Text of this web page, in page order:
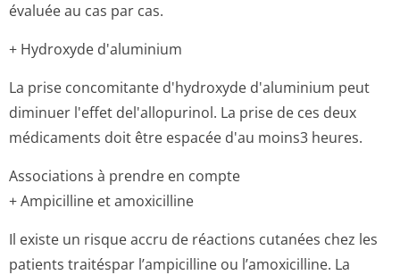
évaluée au cas par cas.
+ Hydroxyde d'aluminium
La prise concomitante d'hydroxyde d'aluminium peut
diminuer l'effet del'allopurinol. La prise de ces deux
médicaments doit être espacée d'au moins3 heures.
Associations à prendre en compte
+ Ampicilline et amoxicilline
Il existe un risque accru de réactions cutanées chez les
patients traitéspar l’ampicilline ou l’amoxicilline. La